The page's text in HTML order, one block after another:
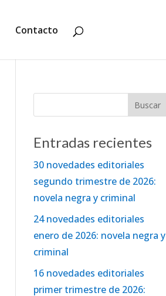
Contacto
Entradas recientes
30 novedades editoriales
segundo trimestre de 2026:
novela negra y criminal
24 novedades editoriales
enero de 2026: novela negra y
criminal
16 novedades editoriales
primer trimestre de 2026: